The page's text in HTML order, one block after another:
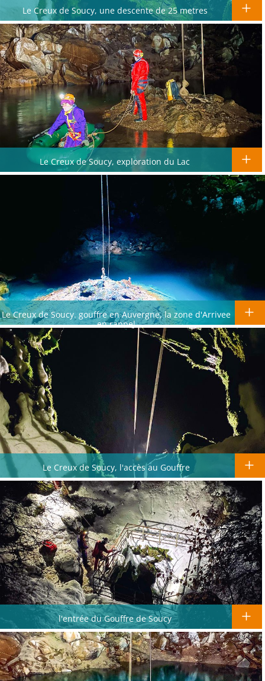
Le Creux de Soucy, une descente de 25 metres
Le Creux de Soucy, exploration du Lac
Le Creux de Soucy. gouffre en Auvergne, la zone d'Arrivee
en rappel
Le Creux de Soucy, l'accès au Gouffre
l'entrée du Gouffre de Soucy